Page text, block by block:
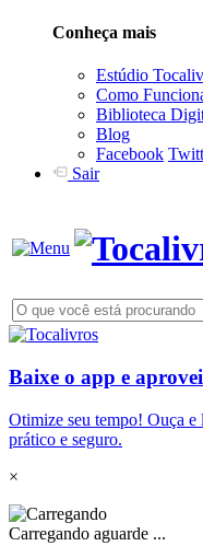
Conheça mais
Estúdio
Como
Biblioteca
Blog
Facebook
Sair
Baixe o app e
Otimize seu tempo! Ouça e
prático e seguro.
×
Carregando aguarde ...